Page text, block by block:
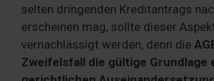
selten dringenden Kreditantrags
erscheinen mag, sollte dieser
vernachlässigt werden, denn die
Zweifelsfall die gültige Grundlage